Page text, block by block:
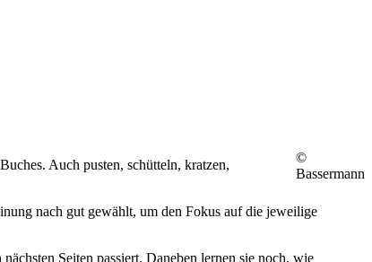
©
Bassermann
Auch pusten, schütteln, kratzen,
nach gut gewählt, um den Fokus auf die jeweilige
Seiten passiert. Daneben lernen sie noch, wie